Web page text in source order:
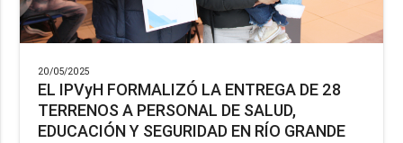
20/05/2025
EL IPVyH FORMALIZÓ LA ENTREGA DE 28
TERRENOS A PERSONAL DE SALUD,
EDUCACIÓN Y SEGURIDAD EN RÍO GRANDE